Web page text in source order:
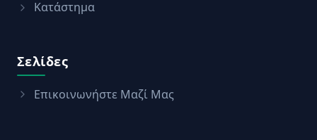
Κατάστημα
Σελίδες
Επικοινωνήστε Μαζί Μας